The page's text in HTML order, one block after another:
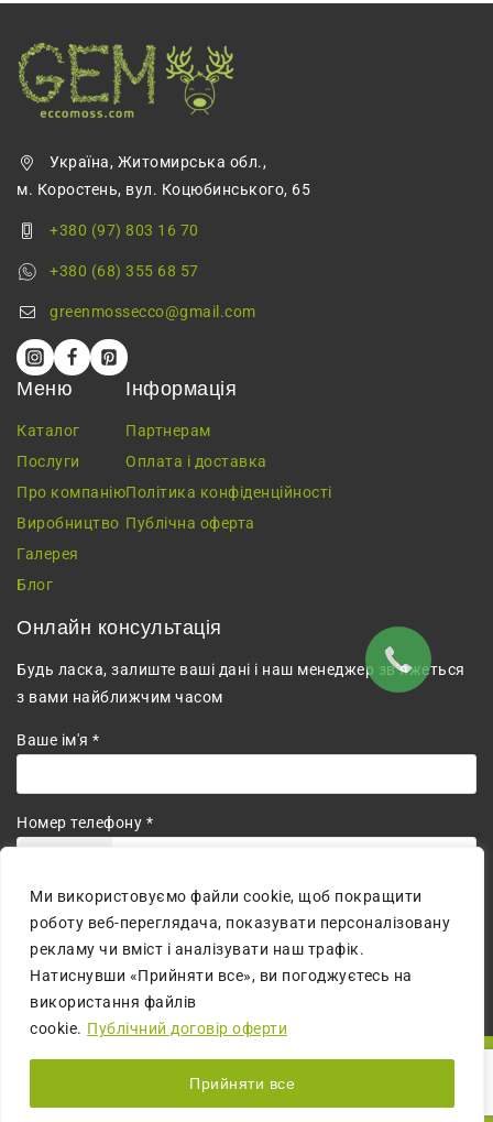
Ми використовуємо файли cookie, щоб покращити
роботу веб-переглядача, показувати персоналізовану
рекламу чи вміст і аналізувати наш трафік.
Натиснувши «Прийняти все», ви погоджуєтесь на
використання файлів
cookie. Публічний договір оферти
Прийняти все
Україна, Житомирська обл.,
м. Коростень, вул. Коцюбинського, 65
+380 (97) 803 16 70
+380 (68) 355 68 57
greenmossecco@gmail.com
Меню
Каталог
Послуги
Про компанію
Виробництво
Галерея
Блог
Інформація
Партнерам
Оплата і доставка
Політика конфіденційності
Публічна оферта
Онлайн консультація
Будь ласка, залиште ваші дані і наш менеджер зв’яжеться
з вами найближчим часом
Ваше ім'я *
Номер телефону *
Погоджуюсь на обробку персональних даних.